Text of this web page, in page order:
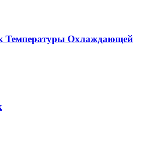
Температуры Охлаждающей